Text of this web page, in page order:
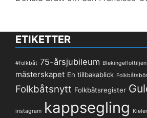
ETIKETTER
#folkbåt 75-årsjubileum Blekingeflottiljen
mästerskapet En tillbakablick
Folkbåtsnytt Folkbåtsregister
instagram kappsegling